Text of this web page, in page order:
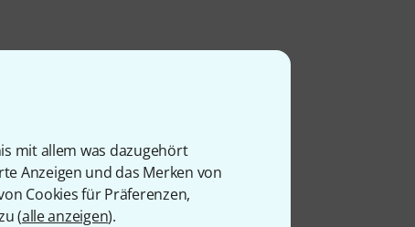
mit allem was dazugehört
Anzeigen und das Merken von
Cookies für Präferenzen,
(alle anzeigen).